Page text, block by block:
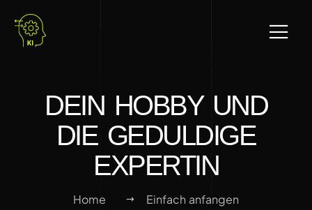
DEIN HOBBY UND
DIE GEDULDIGE
EXPERTIN
Home Einfach anfangen